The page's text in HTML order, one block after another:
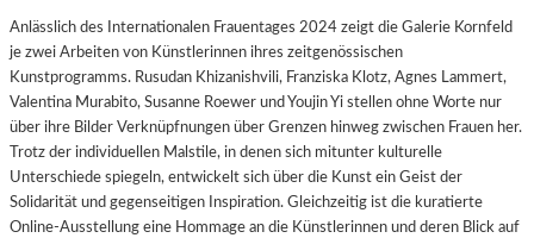
Anlässlich des Internationalen Frauentages 2024 zeigt die Galerie Kornfeld
je zwei Arbeiten von Künstlerinnen ihres zeitgenössischen
Kunstprogramms. Rusudan Khizanishvili, Franziska Klotz, Agnes Lammert,
Valentina Murabito, Susanne Roewer und Youjin Yi stellen ohne Worte nur
über ihre Bilder Verknüpfnungen über Grenzen hinweg zwischen Frauen her.
Trotz der individuellen Malstile, in denen sich mitunter kulturelle
Unterschiede spiegeln, entwickelt sich über die Kunst ein Geist der
Solidarität und gegenseitigen Inspiration. Gleichzeitig ist die kuratierte
Online-Ausstellung eine Hommage an die Künstlerinnen und deren Blick auf